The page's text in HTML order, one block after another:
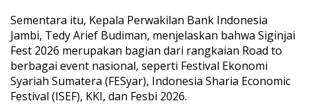
Sementara itu, Kepala Perwakilan Bank Indonesia
Jambi, Tedy Arief Budiman, menjelaskan bahwa Siginjai
Fest 2026 merupakan bagian dari rangkaian Road to
berbagai event nasional, seperti Festival Ekonomi
Syariah Sumatera (FESyar), Indonesia Sharia Economic
Festival (ISEF), KKI, dan Fesbi 2026.